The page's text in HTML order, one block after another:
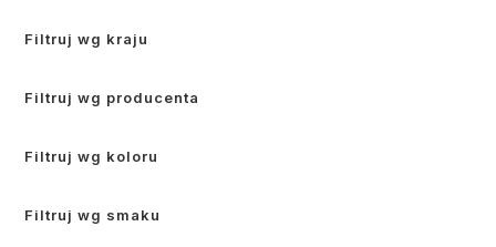
Filtruj wg kraju
Filtruj wg producenta
Filtruj wg koloru
Filtruj wg smaku